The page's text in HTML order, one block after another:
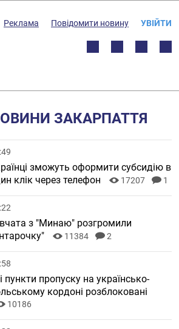
Реклама Повідомити новину УВІЙТИ
ЗАКАРПАТТЯ
зможуть оформити субсидію в
клік через телефон
17207 1
з "Минаю" розгромили
11384 2
пункти пропуску на українсько-
кордоні розблоковані
10186